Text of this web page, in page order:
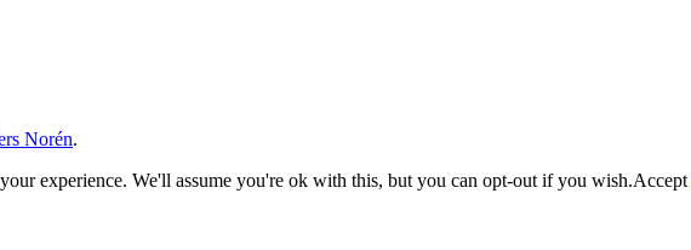
Norén.
experience. We'll assume you're ok with this, but you can opt-out if you wish.Accept